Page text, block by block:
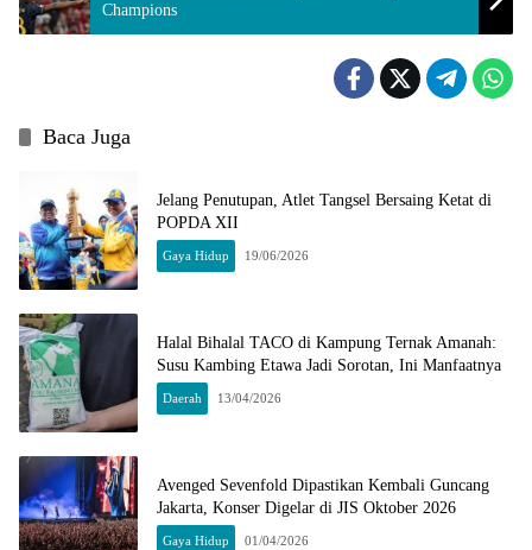
Champions
Baca Juga
Jelang Penutupan, Atlet Tangsel Bersaing Ketat di
POPDA XII
Gaya Hidup 19/06/2026
Halal Bihalal TACO di Kampung Ternak Amanah:
Susu Kambing Etawa Jadi Sorotan, Ini Manfaatnya
Daerah 13/04/2026
Avenged Sevenfold Dipastikan Kembali Guncang
Jakarta, Konser Digelar di JIS Oktober 2026
Gaya Hidup 01/04/2026